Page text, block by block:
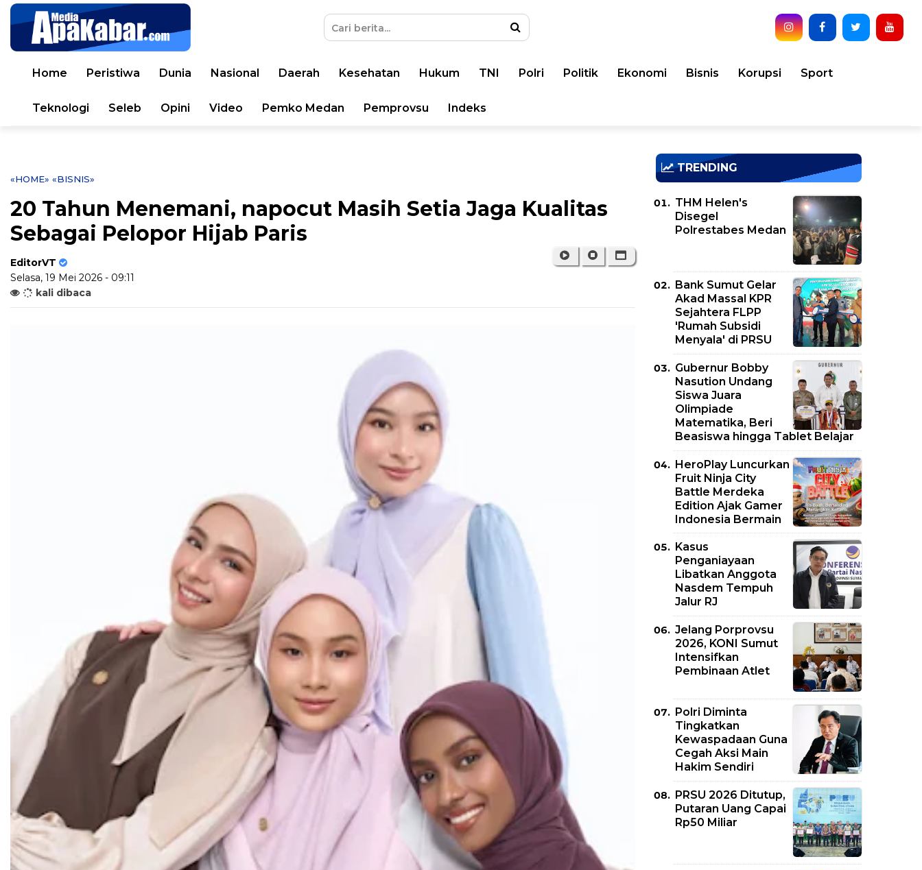
Home Peristiwa Dunia Nasional Daerah Kesehatan Hukum TNI Polri Politik Ekonomi Bisnis Korupsi Sport
Teknologi Seleb Opini Video Pemko Medan Pemprovsu Indeks
«HOME» «BISNIS»
20 Tahun Menemani, napocut Masih Setia Jaga Kualitas
Sebagai Pelopor Hijab Paris
EditorVT
Selasa, 19 Mei 2026 - 09:11
kali dibaca
TRENDING
THM Helen's
Disegel
Polrestabes Medan
Bank Sumut Gelar
Akad Massal KPR
Sejahtera FLPP
'Rumah Subsidi
Menyala' di PRSU
Gubernur Bobby
Nasution Undang
Siswa Juara
Olimpiade
Matematika, Beri
Beasiswa hingga Tablet Belajar
HeroPlay Luncurkan
Fruit Ninja City
Battle Merdeka
Edition Ajak Gamer
Indonesia Bermain
Kasus
Penganiayaan
Libatkan Anggota
Nasdem Tempuh
Jalur RJ
Jelang Porprovsu
2026, KONI Sumut
Intensifkan
Pembinaan Atlet
Polri Diminta
Tingkatkan
Kewaspadaan Guna
Cegah Aksi Main
Hakim Sendiri
PRSU 2026 Ditutup,
Putaran Uang Capai
Rp50 Miliar